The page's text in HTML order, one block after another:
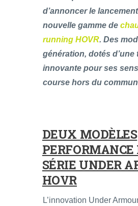
d’annoncer le
nouvelle gamme de
running HOVR. Des
génération, dotés
innovante pour ses
course hors du
DEUX MODÈLES
SÉRIE UNDER
HOVR
L’innovation Under